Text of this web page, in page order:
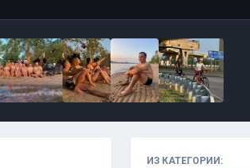
ИЗ КАТЕГОРИИ: